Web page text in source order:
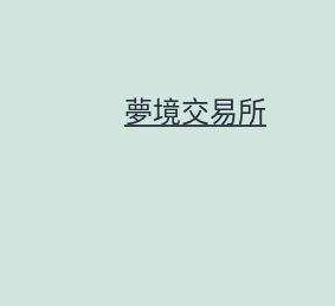
夢境交易所